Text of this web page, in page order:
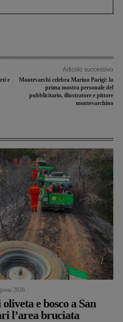
e
Articolo successivo
Montevarchi celebra Marino Parigi: la
prima mostra personale del
pubblicitario, illustratore e pittore
montevarchino
2026
e bosco a San
l’area bruciata